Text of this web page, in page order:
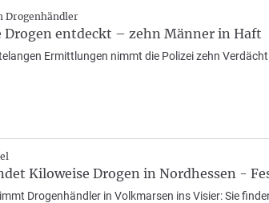
Drogenhändler
Drogen entdeckt – zehn Männer in Haft
Ermittlungen nimmt die Polizei zehn
Kiloweise Drogen in Nordhessen -
Drogenhändler in Volkmarsen ins Visier: Sie